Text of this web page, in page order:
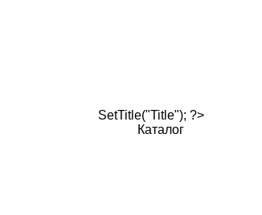
SetTitle("Title"); ?>
Каталог